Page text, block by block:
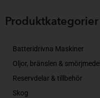
Produktkategorier​
Batteridrivna Maskiner
Oljor, bränslen & smörjmedel
Reservdelar & tillbehör
Skog